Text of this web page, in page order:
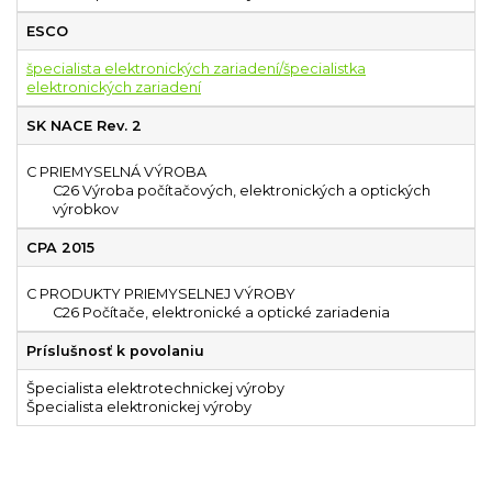
ESCO
špecialista elektronických zariadení/špecialistka
elektronických zariadení
SK NACE Rev. 2
C PRIEMYSELNÁ VÝROBA
C26 Výroba počítačových, elektronických a optických
výrobkov
CPA 2015
C PRODUKTY PRIEMYSELNEJ VÝROBY
C26 Počítače, elektronické a optické zariadenia
Príslušnosť k povolaniu
Špecialista elektrotechnickej výroby
Špecialista elektronickej výroby